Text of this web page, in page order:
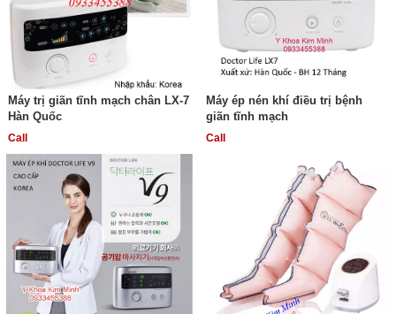
Máy trị giãn tĩnh mạch chân LX-7
Hàn Quốc
Call
Máy ép nén khí điều trị bệnh
giãn tĩnh mạch
Call